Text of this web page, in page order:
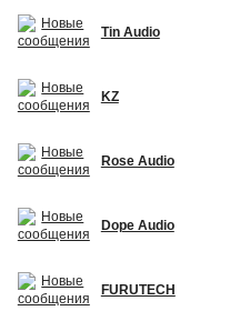
Tin Audio
KZ
Rose Audio
Dope Audio
FURUTECH